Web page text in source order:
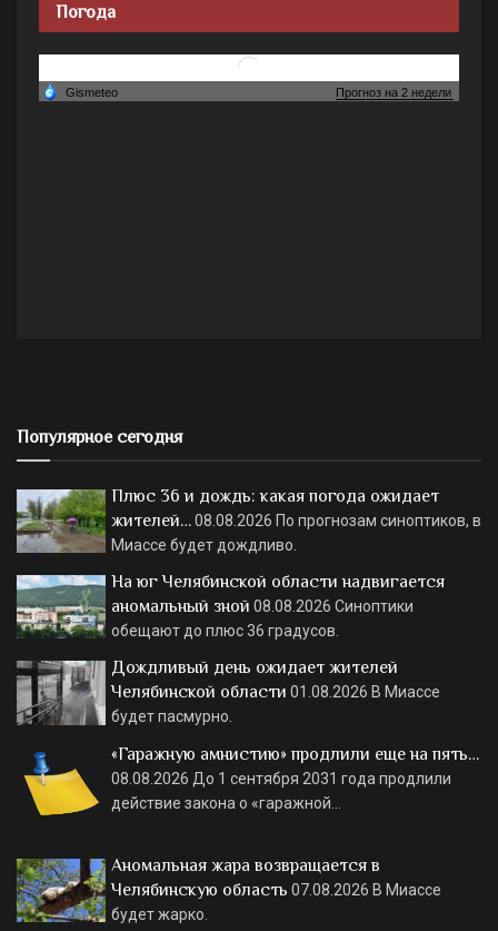
Погода
Популярное сегодня
Плюс 36 и дождь: какая погода ожидает
жителей…08.08.2026 По прогнозам синоптиков, в
Миассе будет дождливо.
На юг Челябинской области надвигается
аномальный зной 08.08.2026 Синоптики
обещают до плюс 36 градусов.
Дождливый день ожидает жителей
Челябинской области 01.08.2026 В Миассе
будет пасмурно.
«Гаражную амнистию» продлили еще на пять…
08.08.2026 До 1 сентября 2031 года продлили
действие закона о «гаражной…
Аномальная жара возвращается в
Челябинскую область 07.08.2026 В Миассе
будет жарко.